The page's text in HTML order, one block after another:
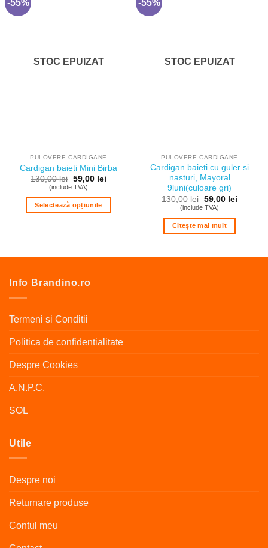
-55%
STOC EPUIZAT
PULOVERE CARDIGANE
Cardigan baieti Mini Birba
130,00lei Prețul
inițial
fost:
130,00 lei.
59,00 leiPrețul
(include TVA)
Selectează opțiunile
mai
variații.
fi
în
produsului.
-55%
STOC EPUIZAT
PULOVERE CARDIGANE
Cardigan baieti cu guler si
nasturi, Mayoral
9luni(culoare gri)
130,00lei Prețul
inițial
fost:
130,00 lei.
59,00 leiPrețul
(include TVA)
Citește mai mult
Info Brandino.ro
Termeni si Conditii
Politica de confidentialitate
Despre Cookies
A.N.P.C.
SOL
Utile
Despre noi
Returnare produse
Contul meu